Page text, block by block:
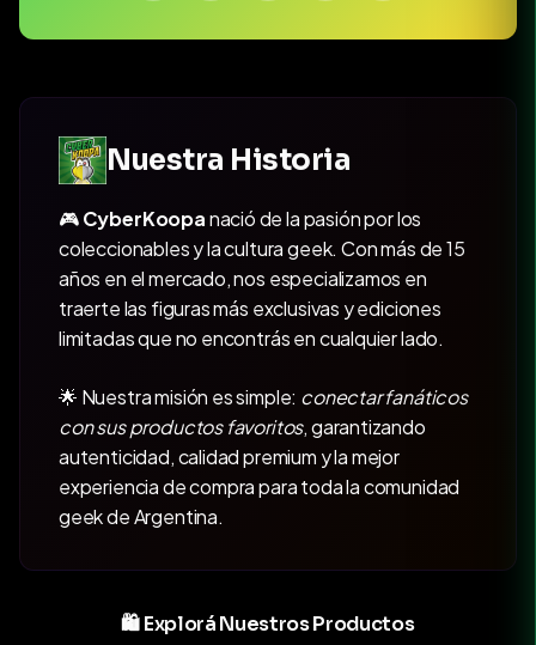
Nuestra Historia
🎮CyberKoopanació de la pasión por los
coleccionables y la cultura geek. Con más de 15
años en el mercado, nos especializamos en
traerte las figuras más exclusivas y ediciones
limitadas que no encontrás en cualquier lado.
🌟 Nuestra misión es simple: conectar fanáticos
con sus productos favoritos, garantizando
autenticidad, calidad premium y la mejor
experiencia de compra para toda la comunidad
geek de Argentina.
🛍️ Explorá Nuestros Productos